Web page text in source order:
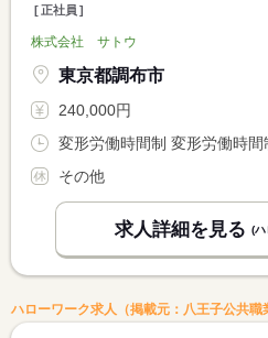
正社員
株式会社 サトウ
東京都調布市
240,000円
その他
求人詳細を見る (ハ
ハローワーク求人（掲載元：八王子公共職